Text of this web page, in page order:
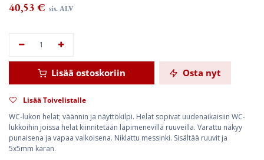
40,53 € sis. ALV
Lisää ostoskoriin Osta nyt
Lisää Toivelistalle
WC-lukon helat; väännin ja näyttökilpi. Helat sopivat uudenaikaisiin WC-
lukkoihin joissa helat kiinnitetään läpimenevillä ruuveilla. Varattu näkyy
punaisena ja vapaa valkoisena. Niklattu messinki. Sisältää ruuvit ja
5x5mm karan.